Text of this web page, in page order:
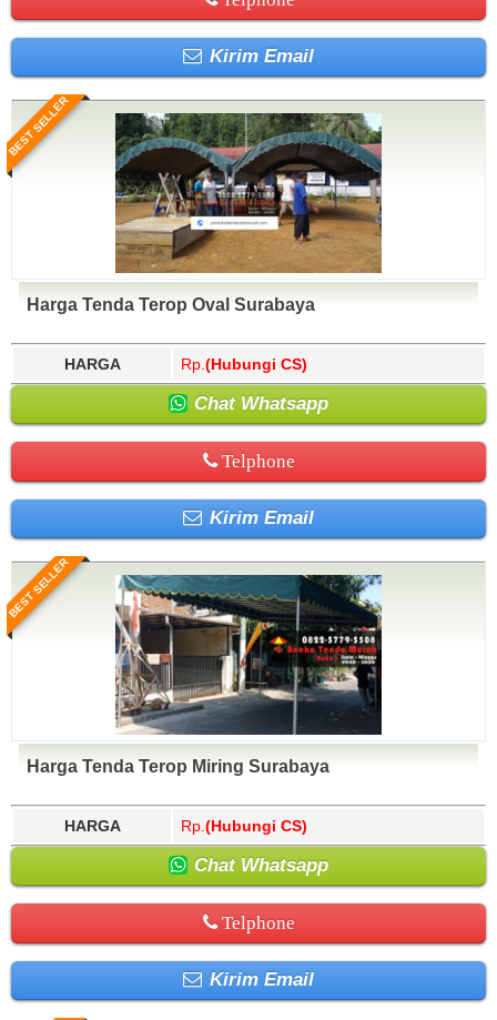
Kirim Email
BEST SELLER
Harga Tenda Terop Oval Surabaya
HARGA Rp. (Hubungi CS)
Chat Whatsapp
Telphone
Kirim Email
BEST SELLER
Harga Tenda Terop Miring Surabaya
HARGA Rp. (Hubungi CS)
Chat Whatsapp
Telphone
Kirim Email